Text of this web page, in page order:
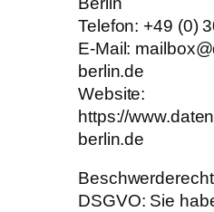
Telefon: +49 (0)
E-Mail:
berlin.de
Website:
https://
berlin.de
DSGVO: Sie